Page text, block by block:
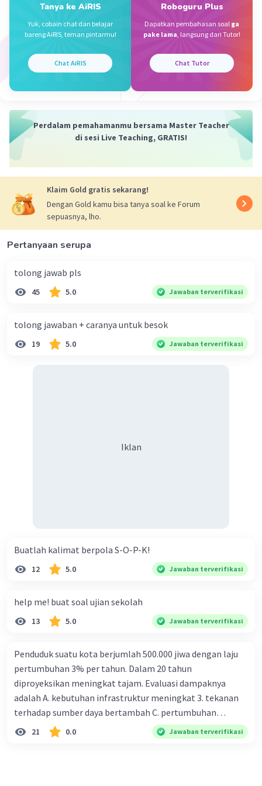
Iklan
Zahra A Level 53
30 Mei 2026 22:28
D. 3.720cm
Tanya ke AiRIS
Yuk, cobain chat dan belajar
bareng AiRIS, teman pintarmu!
Chat AiRIS
Roboguru Plus
Dapatkan pembahasan soal ga
pake lama, langsung dari Tutor!
Chat Tutor
Perdalam pemahamanmu bersama Master Teacher
di sesi Live Teaching, GRATIS!
Klaim Gold gratis sekarang!
Dengan Gold kamu bisa tanya soal ke Forum
sepuasnya, lho.
Pertanyaan serupa
tolong jawab pls
45 5.0 Jawaban terverifikasi
tolong jawaban + caranya untuk besok
19 5.0 Jawaban terverifikasi
Iklan
Buatlah kalimat berpola S-O-P-K!
12 5.0 Jawaban terverifikasi
help me! buat soal ujian sekolah
13 5.0 Jawaban terverifikasi
Penduduk suatu kota berjumlah 500.000 jiwa dengan laju
pertumbuhan 3% per tahun. Dalam 20 tahun
diproyeksikan meningkat tajam. Evaluasi dampaknya
adalah A. kebutuhan infrastruktur meningkat 3. tekanan
terhadap sumber daya bertambah C. pertumbuhan
eksponensial berdampak jangka panjang D. tidak
memengaruhi tata ruang E. proyeksi penduduk penting
21 0.0 Jawaban terverifikasi